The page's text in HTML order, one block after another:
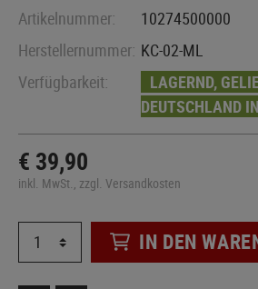
Artikelnummer:
10274500000
Herstellernummer: KC-02-ML
Verfügbarkeit:
LAGERND,
DEUTSCHLAND
€ 39,90
inkl. MwSt., zzgl. Versandkosten
IN DEN